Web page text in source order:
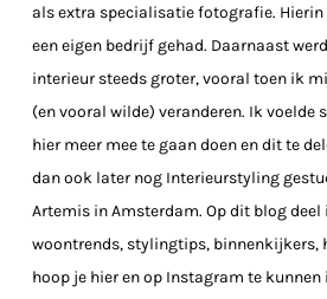
als extra specialisatie fotografie.
een eigen bedrijf gehad. Daarnaast
interieur steeds groter, vooral toen ik
(en vooral wilde) veranderen. Ik voelde
hier meer mee te gaan doen en dit te
dan ook later nog Interieurstyling
Artemis in Amsterdam. Op dit blog deel
woontrends, stylingtips, binnenkijkers,
hoop je hier en op Instagram te kunnen